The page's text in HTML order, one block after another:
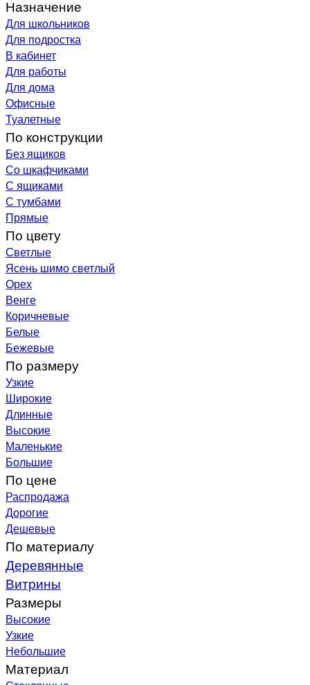
Назначение
Для школьников
Для подростка
В кабинет
Для работы
Для дома
Офисные
Туалетные
По конструкции
Без ящиков
Со шкафчиками
С ящиками
С тумбами
Прямые
По цвету
Светлые
Ясень шимо светлый
Орех
Венге
Коричневые
Белые
Бежевые
По размеру
Узкие
Широкие
Длинные
Высокие
Маленькие
Большие
По цене
Распродажа
Дорогие
Дешевые
По материалу
Деревянные
Витрины
Размеры
Высокие
Узкие
Небольшие
Материал